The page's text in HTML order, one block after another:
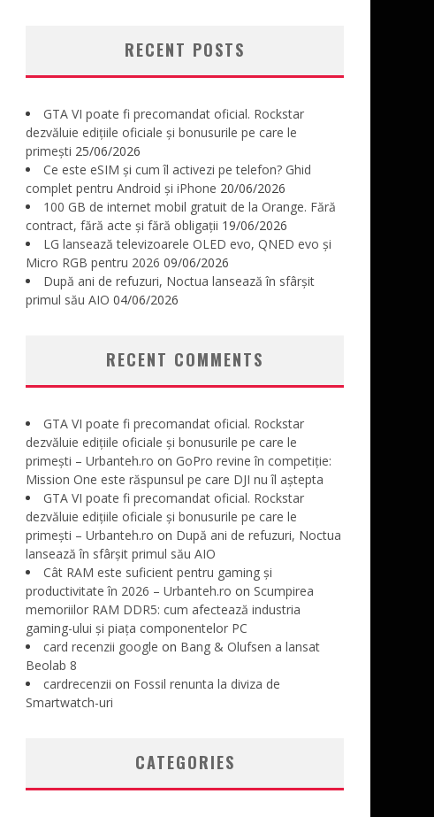
RECENT POSTS
GTA VI poate fi precomandat oficial. Rockstar
dezvăluie edițiile oficiale și bonusurile pe care le
primești 25/06/2026
Ce este eSIM și cum îl activezi pe telefon? Ghid
complet pentru Android și iPhone 20/06/2026
100 GB de internet mobil gratuit de la Orange. Fără
contract, fără acte și fără obligații 19/06/2026
LG lansează televizoarele OLED evo, QNED evo și
Micro RGB pentru 2026 09/06/2026
După ani de refuzuri, Noctua lansează în sfârșit
primul său AIO 04/06/2026
RECENT COMMENTS
GTA VI poate fi precomandat oficial. Rockstar
dezvăluie edițiile oficiale și bonusurile pe care le
primești – Urbanteh.ro on GoPro revine în competiție:
Mission One este răspunsul pe care DJI nu îl aștepta
GTA VI poate fi precomandat oficial. Rockstar
dezvăluie edițiile oficiale și bonusurile pe care le
primești – Urbanteh.ro on După ani de refuzuri, Noctua
lansează în sfârșit primul său AIO
Cât RAM este suficient pentru gaming și
productivitate în 2026 – Urbanteh.ro on Scumpirea
memoriilor RAM DDR5: cum afectează industria
gaming-ului și piața componentelor PC
card recenzii google on Bang & Olufsen a lansat
Beolab 8
cardrecenzii on Fossil renunta la diviza de
Smartwatch-uri
CATEGORIES